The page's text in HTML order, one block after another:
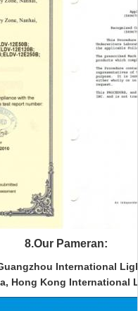
8.Our Pameran:
International
Hong Kong International